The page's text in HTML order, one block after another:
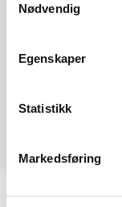
Nødvendig
Egenskaper
Statistikk
Markedsføring